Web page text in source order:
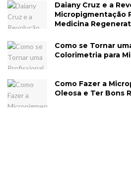
Daiany Cruz e a
Micropigmentação
Medicina
Como se Tornar
Colorimetria para
Como Fazer a
Oleosa e Ter Bons